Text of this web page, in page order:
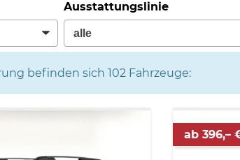
Ausstattungslinie
befinden sich 102Fahrzeuge:
ab 396,–